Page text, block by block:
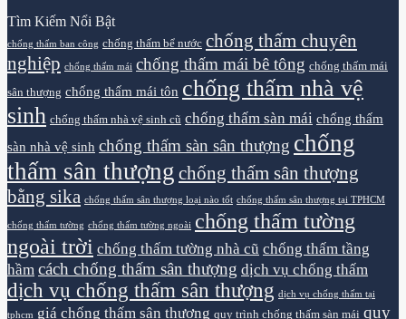
Tìm Kiếm Nổi Bật
chống thấm ban công chống thấm bể nước chống thấm chuyên
nghiệp chống thấm mái chống thấm mái bê tông chống thấm mái
sân thượng chống thấm mái tôn chống thấm nhà vệ
sinh chống thấm nhà vệ sinh cũ chống thấm sàn mái chống thấm
sàn nhà vệ sinh chống thấm sàn sân thượng chống
thấm sân thượng chống thấm sân thượng
bằng sika chống thấm sân thượng loại nào tốt chống thấm sân thượng tại TPHCM
chống thấm tường chống thấm tường ngoài chống thấm tường
ngoài trời chống thấm tường nhà cũ chống thấm tầng
hầm cách chống thấm sân thượng dịch vụ chống thấm
dịch vụ chống thấm sân thượng dịch vụ chống thấm tại
tphcm giá chống thấm sân thượng quy trình chống thấm sàn mái quy